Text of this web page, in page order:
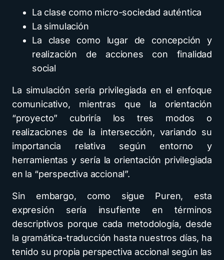
La clase como micro-sociedad auténtica
La simulación
La clase como lugar de concepción y
realización de acciones con finalidad
social
La simulación sería privilegiada en el enfoque
comunicativo, mientras que la orientación
“proyecto” cubriría los tres modos o
realizaciones de la intersección, variando su
importancia relativa según entorno y
herramientas y sería la orientación privilegiada
en la “perspectiva accional”.
Sin embargo, como sigue Puren, esta
expresión sería insufiente en términos
descriptivos porque cada metodología, desde
la gramática-traducción hasta nuestros días, ha
tenido su propia perspectiva accional según las